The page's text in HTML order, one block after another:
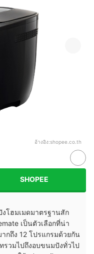
อ้างอิง:shopee.co.th
SHOPEE
โฮมเมดมาตรฐานสัก
เป็นตัวเลือกที่น่า
กถึง 12 โปรแกรมด้วยกัน
รวมไปถึงอบขนมปังทั่วไป